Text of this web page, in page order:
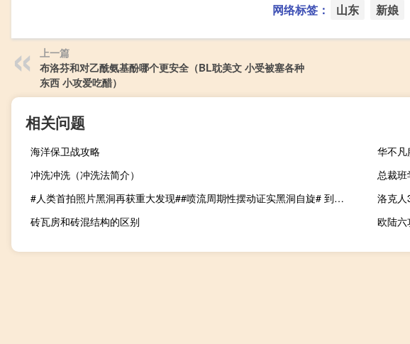
网络标签： 山东 新娘
上一篇
布洛芬和对乙酰氨基酚哪个更安全（BL耽美文 小受被塞各种
东西 小攻爱吃醋）
相关问题
海洋保卫战攻略
华不凡
冲洗冲洗（冲洗法简介）
总裁班
#人类首拍照片黑洞再获重大发现##喷流周期性摆动证实黑洞自旋# 到底什么情况嘞
洛克
砖瓦房和砖混结构的区别
欧陆六